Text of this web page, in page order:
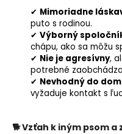
✔ Mimoriadne
puto s rodinou.
✔ Výborný
chápu, ako sa môžu
✔ Nie je agresívny,
potrebné
✔ Nevhodný do
vyžaduje kontakt s
🐕Vzťah k iným psom